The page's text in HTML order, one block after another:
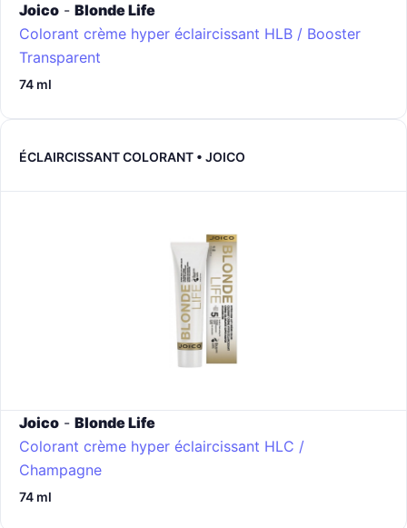
Joico - Blonde Life
Colorant crème hyper éclaircissant HLB / Booster
Transparent
74 ml
ÉCLAIRCISSANT COLORANT • JOICO
Joico - Blonde Life
Colorant crème hyper éclaircissant HLC /
Champagne
74 ml